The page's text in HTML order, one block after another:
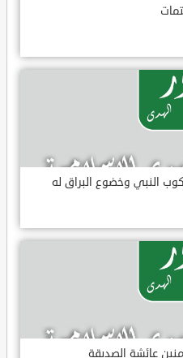
النبي وخضوع البراق له
عائشة الصديقة